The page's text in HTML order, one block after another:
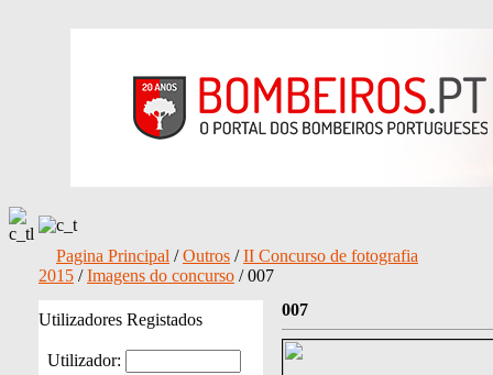
Pagina Principal /Outros /II Concurso de fotografia
2015 /Imagens do concurso / 007
Utilizadores Registados
Utilizador:
007